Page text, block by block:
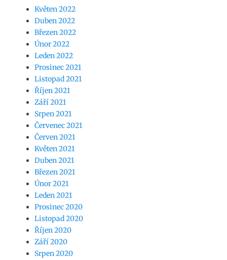
Květen 2022
Duben 2022
Březen 2022
Únor 2022
Leden 2022
Prosinec 2021
Listopad 2021
Říjen 2021
Září 2021
Srpen 2021
Červenec 2021
Červen 2021
Květen 2021
Duben 2021
Březen 2021
Únor 2021
Leden 2021
Prosinec 2020
Listopad 2020
Říjen 2020
Září 2020
Srpen 2020